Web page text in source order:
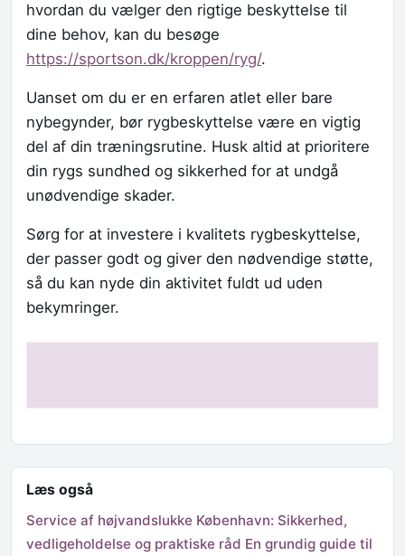
hvordan du vælger den rigtige beskyttelse til
dine behov, kan du besøge
https://sportson.dk/kroppen/ryg/.
Uanset om du er en erfaren atlet eller bare
nybegynder, bør rygbeskyttelse være en vigtig
del af din træningsrutine. Husk altid at prioritere
din rygs sundhed og sikkerhed for at undgå
unødvendige skader.
Sørg for at investere i kvalitets rygbeskyttelse,
der passer godt og giver den nødvendige støtte,
så du kan nyde din aktivitet fuldt ud uden
bekymringer.
Læs også
Service af højvandslukke København: Sikkerhed,
vedligeholdelse og praktiske råd En grundig guide til